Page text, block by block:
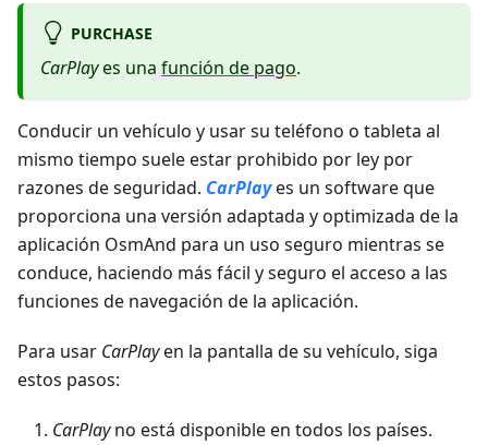
PURCHASE
CarPlayes una función de pago.
Conducir un vehículo y usar su teléfono o tableta al
mismo tiempo suele estar prohibido por ley por
razones de seguridad. CarPlayes un software que
proporciona una versión adaptada y optimizada de la
aplicación OsmAnd para un uso seguro mientras se
conduce, haciendo más fácil y seguro el acceso a las
funciones de navegación de la aplicación.
Para usar CarPlayen la pantalla de su vehículo, siga
estos pasos:
CarPlayno está disponible en todos los países.